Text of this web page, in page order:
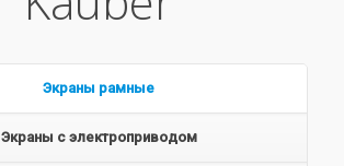
Экраны рамные
Экраны с электроприводом